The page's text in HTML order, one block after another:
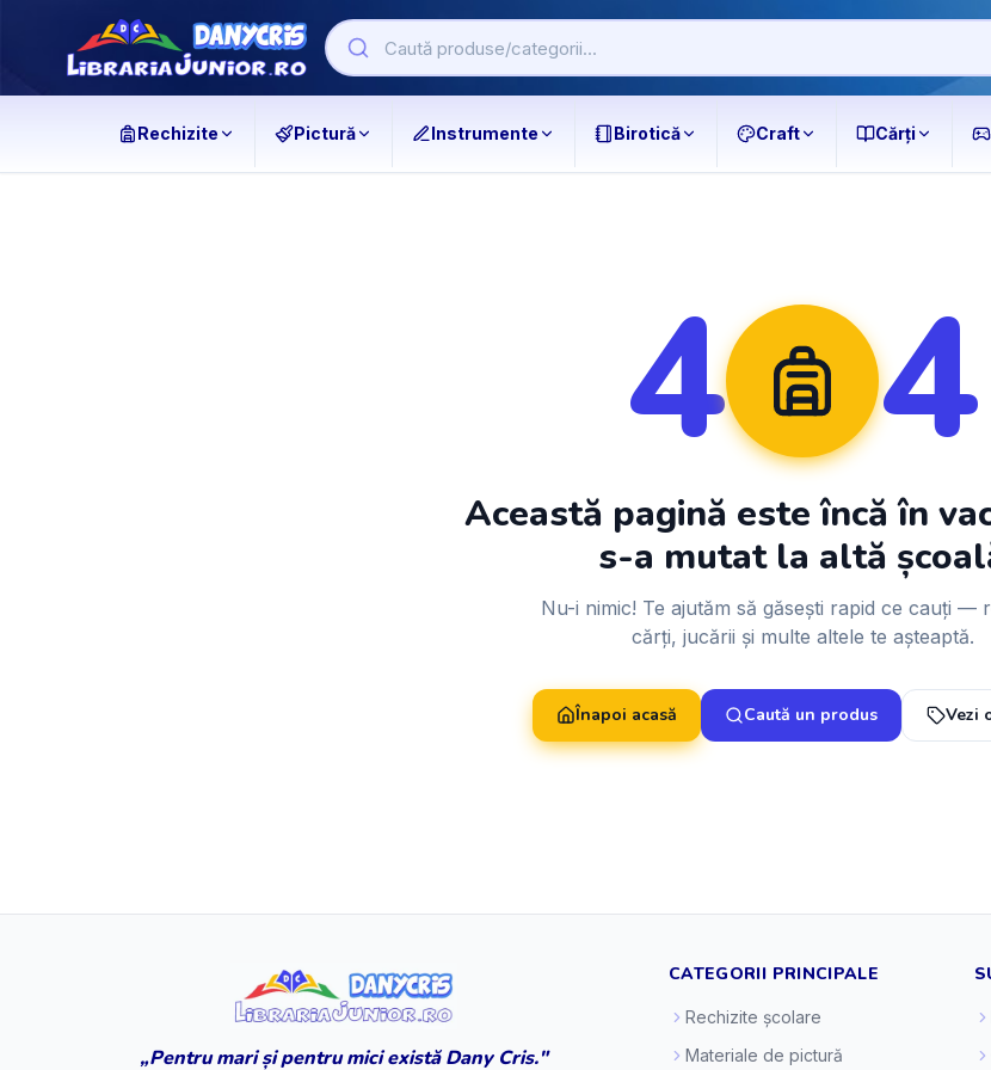
Rechizite Pictură Instrumente Birotică Craft Cărți
4 4
Această pagină este încă în
s-a mutat la altă
Nu-i nimic! Te ajutăm să găsești rapid ce cauți —
cărți, jucării și multe altele te așteaptă.
Înapoi acasă Caută un produs Vezi
„Pentru mari și pentru mici există Dany Cris."
CATEGORII PRINCIPALE
Rechizite școlare
Materiale de pictură